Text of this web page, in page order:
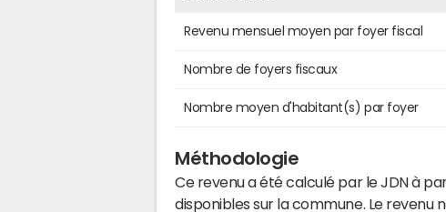
Revenu mensuel moyen par foyer fiscal
Nombre de foyers fiscaux
Nombre moyen d'habitant(s) par foyer
Méthodologie
Ce revenu a été calculé par le JDN à
disponibles sur la commune. Le